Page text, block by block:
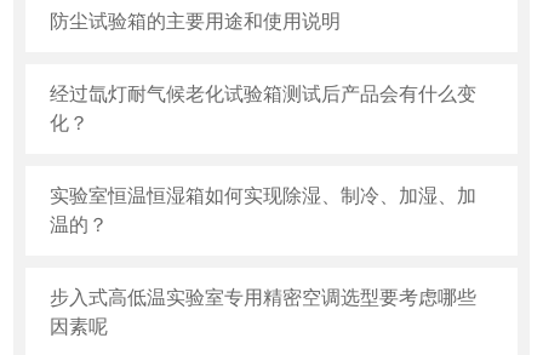
防尘试验箱的主要用途和使用说明
经过氙灯耐气候老化试验箱测试后产品会有什么变
化？
实验室恒温恒湿箱如何实现除湿、制冷、加湿、加
温的？
步入式高低温实验室专用精密空调选型要考虑哪些
因素呢